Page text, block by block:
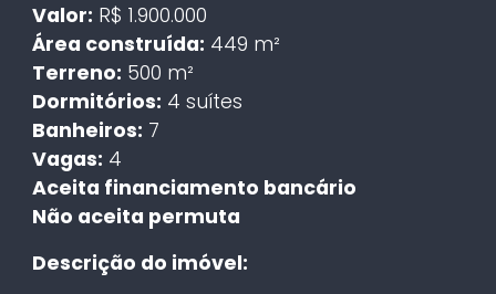
Valor: R$ 1.900.000
Área construída: 449 m²
Terreno: 500 m²
Dormitórios: 4 suítes
Banheiros: 7
Vagas: 4
Aceita financiamento bancário
Não aceita permuta
Descrição do imóvel: